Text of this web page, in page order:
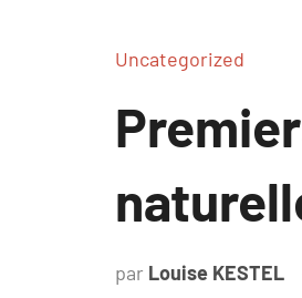
Uncategorized
par Louise KESTEL